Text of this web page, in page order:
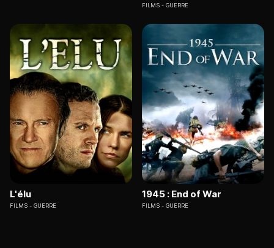
FILMS GUERRE
L'élu
FILMS GUERRE
1945 : End of War
FILMS GUERRE